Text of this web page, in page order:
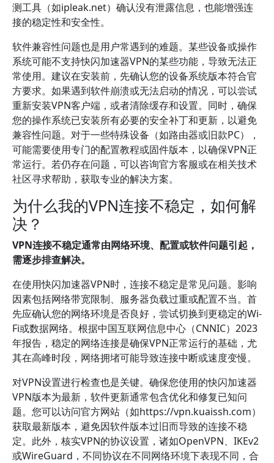
测工具（如ipleak.net）确认没有泄露信息，也能增强连
接的稳定性和安全性。
软件兼容性问题也是用户常遇到的难题。某些设备或操作
系统可能不支持快闪加速器VPN的某些功能，导致无法正
常使用。建议在安装前，先确认您的设备系统版本符合官
方要求。如果遇到软件崩溃或无法启动的情况，可以尝试
重新安装VPN客户端，或者清除缓存和设置。同时，确保
您的操作系统已安装所有必要的安全补丁和更新，以避免
兼容性问题。对于一些特殊设备（如路由器或旧款PC），
可能需要使用专门的配置教程或固件版本，以确保VPN正
常运行。若仍存在问题，可以咨询官方客服或在相关技术
社区寻求帮助，获取专业的解决方案。
为什么我的VPN连接不稳定，如何解
决？
VPN连接不稳定通常由网络环境、配置或软件问题引起，
需逐步排查解决。
在使用快闪加速器VPN时，连接不稳定是常见问题。影响
因素包括网络带宽限制、服务器负载过重或配置不当。首
先应确认您的网络环境是否良好，尝试切换到更稳定的Wi-
Fi或数据网络。根据中国互联网信息中心（CNNIC）2023
年报告，稳定的网络连接是确保VPN正常运行的基础，尤
其在高峰时段，网络拥堵可能导致连接中断或速度变慢。
对VPN设置进行检查也是关键。确保您使用的快闪加速器
VPN版本为最新，软件更新通常包含优化和修复已知问
题。您可以访问官方网站（如https://vpn.kuaissh.com）
获取最新版本，避免因软件版本过旧而导致的连接不稳
定。此外，核实VPN的协议设置，诸如OpenVPN、IKEv2
或WireGuard，不同协议在不同网络环境下表现不同，合